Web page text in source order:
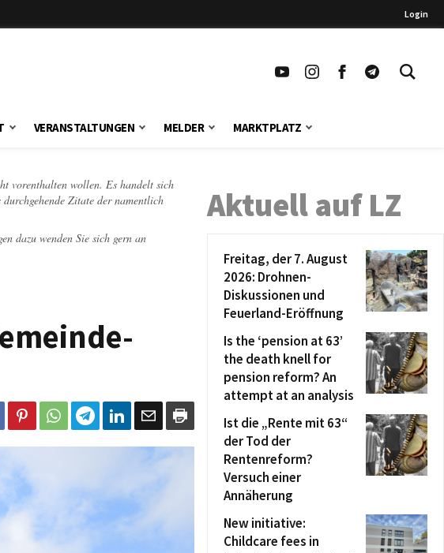
Login
VERANSTALTUNGEN MELDER MARKTPLATZ
vorenthalten wollen. Es handelt sich
Zitate der namentlich
dazu wenden Sie sich gern an
Aktuell auf LZ
Freitag, der 7. August
2026: Drohnen-
Diskussionen und
Feuerland-Eröffnung
Is the ‘pension at 63’
the death knell for
pension reform? An
attempt at an analysis
Ist die „Rente mit 63“
der Tod der
Rentenreform?
Versuch einer
Annäherung
New initiative:
Childcare fees in